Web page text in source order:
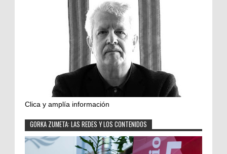
Clica y amplía información
GORKA ZUMETA: LAS REDES Y LOS CONTENIDOS